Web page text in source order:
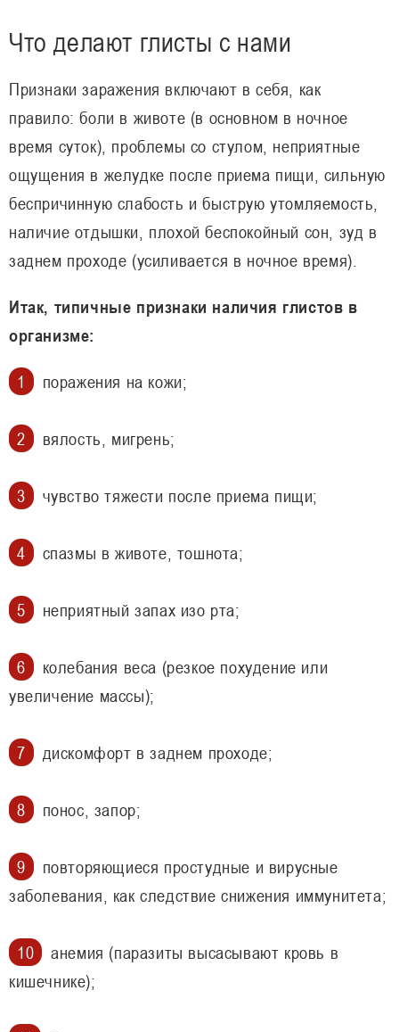
Что делают глисты с нами
Признаки заражения включают в себя, как
правило: боли в животе (в основном в ночное
время суток), проблемы со стулом, неприятные
ощущения в желудке после приема пищи, сильную
беспричинную слабость и быструю утомляемость,
наличие отдышки, плохой беспокойный сон, зуд в
заднем проходе (усиливается в ночное время).
Итак, типичные признаки наличия глистов в
организме:
поражения на кожи;
вялость, мигрень;
чувство тяжести после приема пищи;
спазмы в животе, тошнота;
неприятный запах изо рта;
колебания веса (резкое похудение или
увеличение массы);
дискомфорт в заднем проходе;
понос, запор;
повторяющиеся простудные и вирусные
заболевания, как следствие снижения иммунитета;
анемия (паразиты высасывают кровь в
кишечнике);